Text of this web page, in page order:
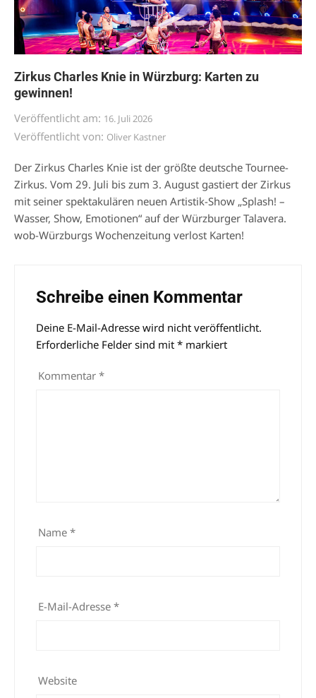
Zirkus Charles Knie in Würzburg: Karten zu
gewinnen!
Veröffentlicht am: 16. Juli 2026
Veröffentlicht von: Oliver Kastner
Der Zirkus Charles Knie ist der größte deutsche Tournee-
Zirkus. Vom 29. Juli bis zum 3. August gastiert der Zirkus
mit seiner spektakulären neuen Artistik-Show „Splash! –
Wasser, Show, Emotionen“ auf der Würzburger Talavera.
wob-Würzburgs Wochenzeitung verlost Karten!
Schreibe einen Kommentar
Deine E-Mail-Adresse wird nicht veröffentlicht.
Erforderliche Felder sind mit * markiert
Kommentar *
Name *
E-Mail-Adresse *
Website
Alternative: